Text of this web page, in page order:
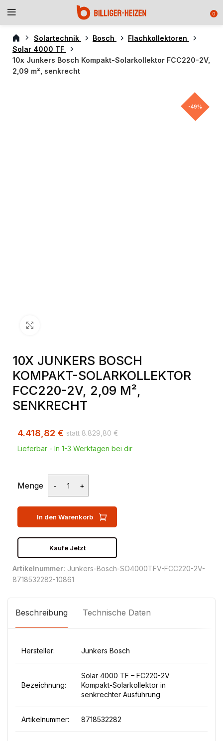
0
Solartechnik Bosch
Flachkollektoren
Solar 4000 TF
10x Junkers Bosch Kompakt-Solarkollektor FCC220-2V,
2,09 m², senkrecht
-49%
10X JUNKERS BOSCH
KOMPAKT-SOLARKOLLEKTOR
FCC220-2V, 2,09 M²,
SENKRECHT
8.829,80 €
4.418,82 €
Lieferbar - In 1-3 Werktagen bei dir
Menge
In den Warenkorb
Kaufe Jetzt
Artikelnummer: Junkers-Bosch-SO4000TFV-FCC220-2V-
8718532282-10861
Beschreibung Technische Daten
Hersteller: Junkers Bosch
Bezeichnung:
Solar 4000 TF – FC220-2V
Kompakt-Solarkollektor in
senkrechter Ausführung
Artikelnummer: 8718532282